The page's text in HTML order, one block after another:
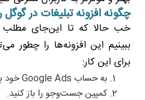
چگونه افزونه تبلیغات در
خب حالا که تا این‌جای
ببینیم این افزونه‌ها را چطور
برای این کار:
به حساب Google Ads خود بروید.
کمپین جست‌وجو را باز کنید.